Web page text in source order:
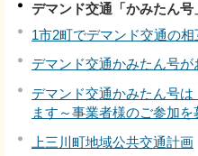
デマンド交通「かみたん号
1市2町でデマンド交通の
デマンド交通かみたん号
デマンド交通かみたん号
ます～事業者様のご参加を
上三川町地域公共交通計画